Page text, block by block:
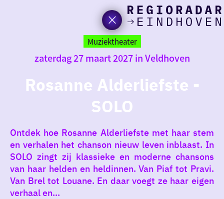
naar
de
homepage
Muziektheater
zaterdag 27 maart 2027 in Veldhoven
Rosanne Alderliefste -
SOLO
Ontdek hoe Rosanne Alderliefste met haar stem
en verhalen het chanson nieuw leven inblaast. In
SOLO zingt zij klassieke en moderne chansons
van haar helden en heldinnen. Van Piaf tot Pravi.
Van Brel tot Louane. En daar voegt ze haar eigen
verhaal en...
Ik heb
iets
de